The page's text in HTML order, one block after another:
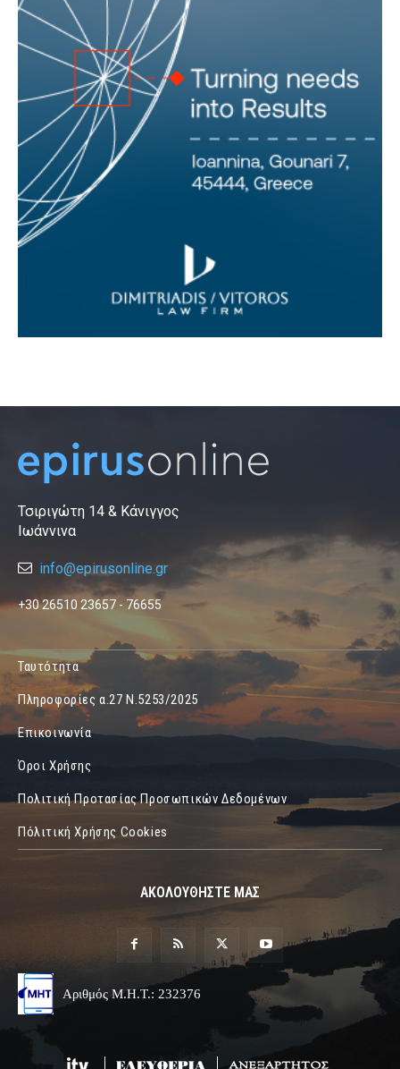
Τσιριγώτη 14 & Κάνιγγος
Ιωάννινα
info@epirusonline.gr
+30 26510 23657 - 76655
Ταυτότητα
Πληροφορίες α.27 Ν.5253/2025
Επικοινωνία
Όροι Χρήσης
Πολιτική Προτασίας Προσωπικών Δεδομένων
Πόλιτική Χρήσης Cookies
ΑΚΟΛΟΥΘΗΣΤΕ ΜΑΣ
Αριθμός Μ.Η.Τ.: 232376